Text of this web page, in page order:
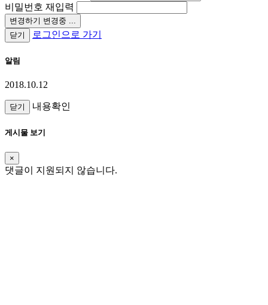
비밀번호 재입력
변경하기 변경중 ...
닫기
로그인으로 가기
알림
2018.10.12
닫기 내용확인
게시물 보기
×
댓글이 지원되지 않습니다.